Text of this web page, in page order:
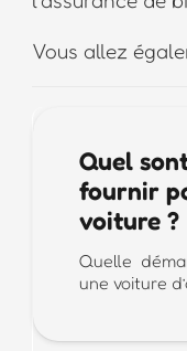
Vous allez
Quel
fournir
voiture ?
Quelle
une voiture